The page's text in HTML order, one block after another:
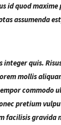
id quod maxime
assumenda
quis.
mollis
commodo
pretium
facilisis gravida